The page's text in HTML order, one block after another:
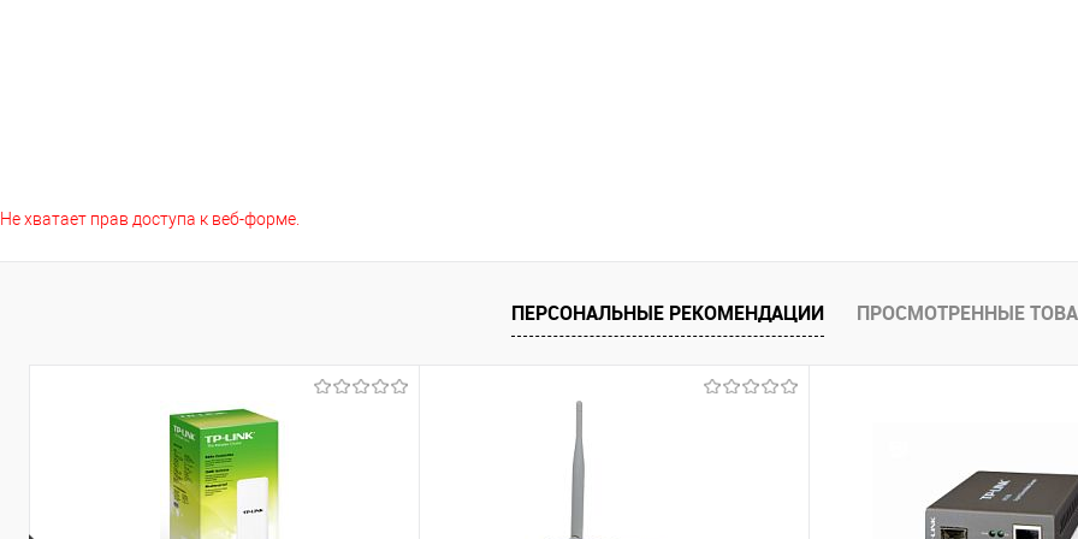
Не хватает прав доступа к веб-форме.
ПЕРСОНАЛЬНЫЕ РЕКОМЕНДАЦИИ ПРОСМОТРЕННЫЕ